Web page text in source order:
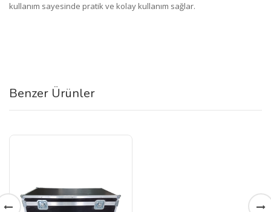
kullanım sayesinde pratik ve kolay kullanım sağlar.
Benzer Ürünler